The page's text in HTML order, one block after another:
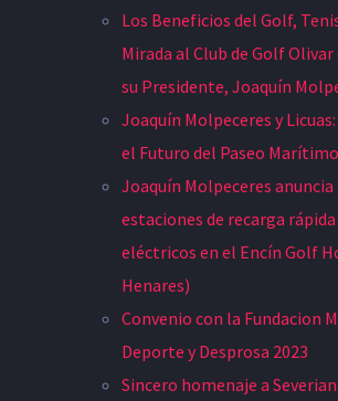
Los Beneficios del Golf,
Mirada al Club de Golf
su Presidente, Joaquín
Joaquín Molpeceres y
el Futuro del Paseo
Joaquín Molpeceres anuncia
estaciones de recarga
eléctricos en el Encín Golf
Henares)
Convenio con la Fundacion
Deporte y Desprosa 2023
Sincero homenaje a